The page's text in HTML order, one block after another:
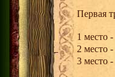
Первая
1 место -
2 место -
3 место -